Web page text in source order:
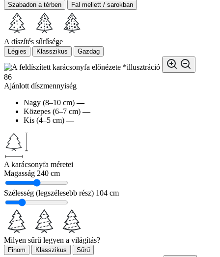
Szabadon a térben Fal mellett / sarokban
A díszítés sűrűsége
Légies Klasszikus Gazdag
*illusztráció
86
Ajánlott díszmennyiség
Nagy (8–10 cm) —
Közepes (6–7 cm) —
Kis (4–5 cm) —
A karácsonyfa méretei
Magasság 240 cm
Szélesség (legszélesebb rész) 104 cm
Milyen sűrű legyen a világítás?
Finom Klasszikus Sűrű